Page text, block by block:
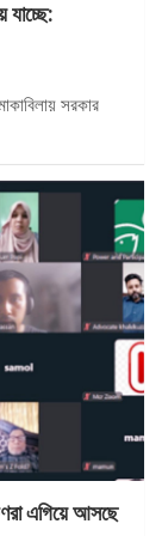
যাচ্ছে:
সরকার
এগিয়ে আসছে